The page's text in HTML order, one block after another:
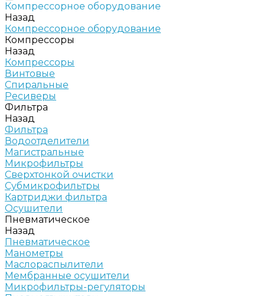
Компрессорное оборудование
Назад
Компрессорное оборудование
Компрессоры
Назад
Компрессоры
Винтовые
Спиральные
Ресиверы
Фильтра
Назад
Фильтра
Водоотделители
Магистральные
Микрофильтры
Сверхтонкой очистки
Субмикрофильтры
Картриджи фильтра
Осушители
Пневматическое
Назад
Пневматическое
Манометры
Маслораспылители
Мембранные осушители
Микрофильтры-регуляторы